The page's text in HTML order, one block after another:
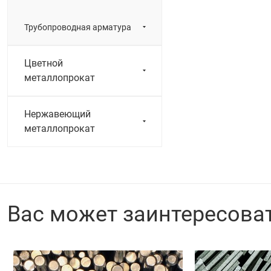
Трубопроводная арматура
Цветной
металлопрокат
Нержавеющий
металлопрокат
Вас может